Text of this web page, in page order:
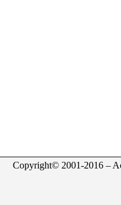
Copyright© 2001-2016 –